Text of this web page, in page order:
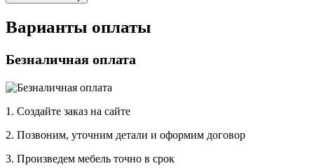
Варианты оплаты
Безналичная оплата
1. Создайте заказ на сайте
2. Позвоним, уточним детали и оформим договор
3. Произведем мебель точно в срок